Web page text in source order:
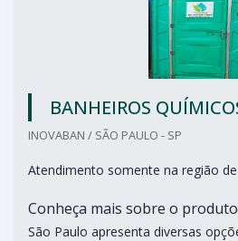
BANHEIROS
INOVABAN / SÃO PAULO - SP
Atendimento somente na região
Conheça mais sobre o produto
São Paulo apresenta diversas